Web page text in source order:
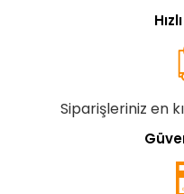
Siparişleriniz en